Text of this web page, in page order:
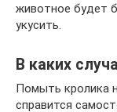
животное будет
укусить.
В каких
Помыть кролика
справится